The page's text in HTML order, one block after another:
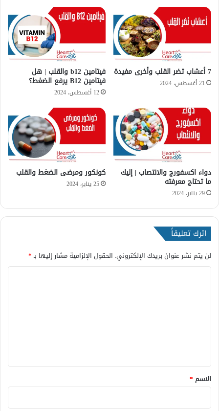
ج
س
ق
ب
ل
م
ل
7 أعشاب تضر القلب وأخرى مفيدة
21 أغسطس، 2024
فيتامين b12 والقلب | هل
فيتامين B12 يرفع الضغط؟
12 أغسطس، 2024
دواء اكسفورج والانتصاب | إليك
ما تحتاج معرفته
29 يناير، 2024
كونكور ومرضى الضغط والقلب
25 يناير، 2024
اترك تعليقاً
لن يتم نشر عنوان بريدك الإلكتروني. الحقول الإلزامية مشار إليها بـ*
*
الاسم *